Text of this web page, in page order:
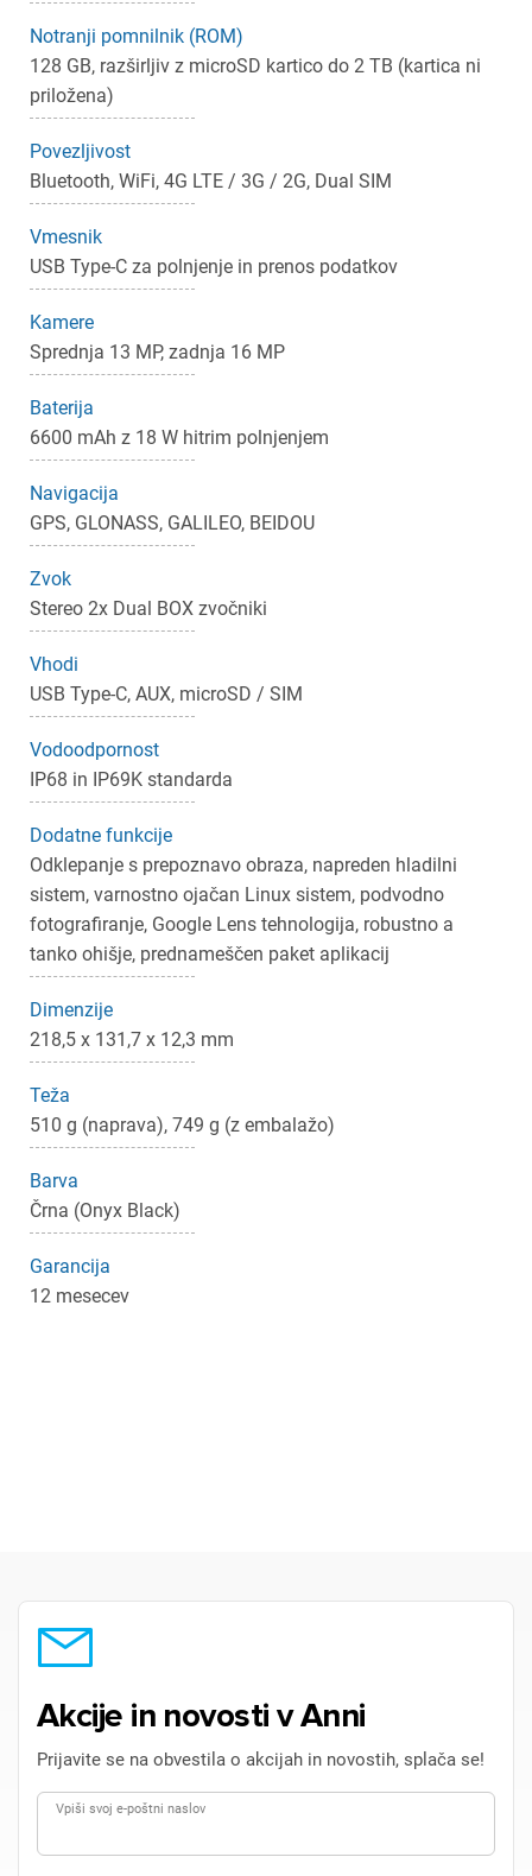
Notranji pomnilnik (ROM)
128 GB, razširljiv z microSD kartico do 2 TB (kartica ni
priložena)
Povezljivost
Bluetooth, WiFi, 4G LTE / 3G / 2G, Dual SIM
Vmesnik
USB Type-C za polnjenje in prenos podatkov
Kamere
Sprednja 13 MP, zadnja 16 MP
Baterija
6600 mAh z 18 W hitrim polnjenjem
Navigacija
GPS, GLONASS, GALILEO, BEIDOU
Zvok
Stereo 2x Dual BOX zvočniki
Vhodi
USB Type-C, AUX, microSD / SIM
Vodoodpornost
IP68 in IP69K standarda
Dodatne funkcije
Odklepanje s prepoznavo obraza, napreden hladilni
sistem, varnostno ojačan Linux sistem, podvodno
fotografiranje, Google Lens tehnologija, robustno a
tanko ohišje, prednameščen paket aplikacij
Dimenzije
218,5 x 131,7 x 12,3 mm
Teža
510 g (naprava), 749 g (z embalažo)
Barva
Črna (Onyx Black)
Garancija
12 mesecev
Akcije in novosti v Anni
Prijavite se na obvestila o akcijah in novostih, splača se!
Vpiši svoj e-poštni naslov
Prijava
Za dodajanje na seznam želja morate biti prijavljeni.
Prekliči